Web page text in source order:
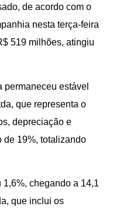
de acordo com o
nesta terça-feira
519 milhões, atingiu
estável
que representa o
depreciação e
de 19%, totalizando
chegando a 14,1
que inclui os